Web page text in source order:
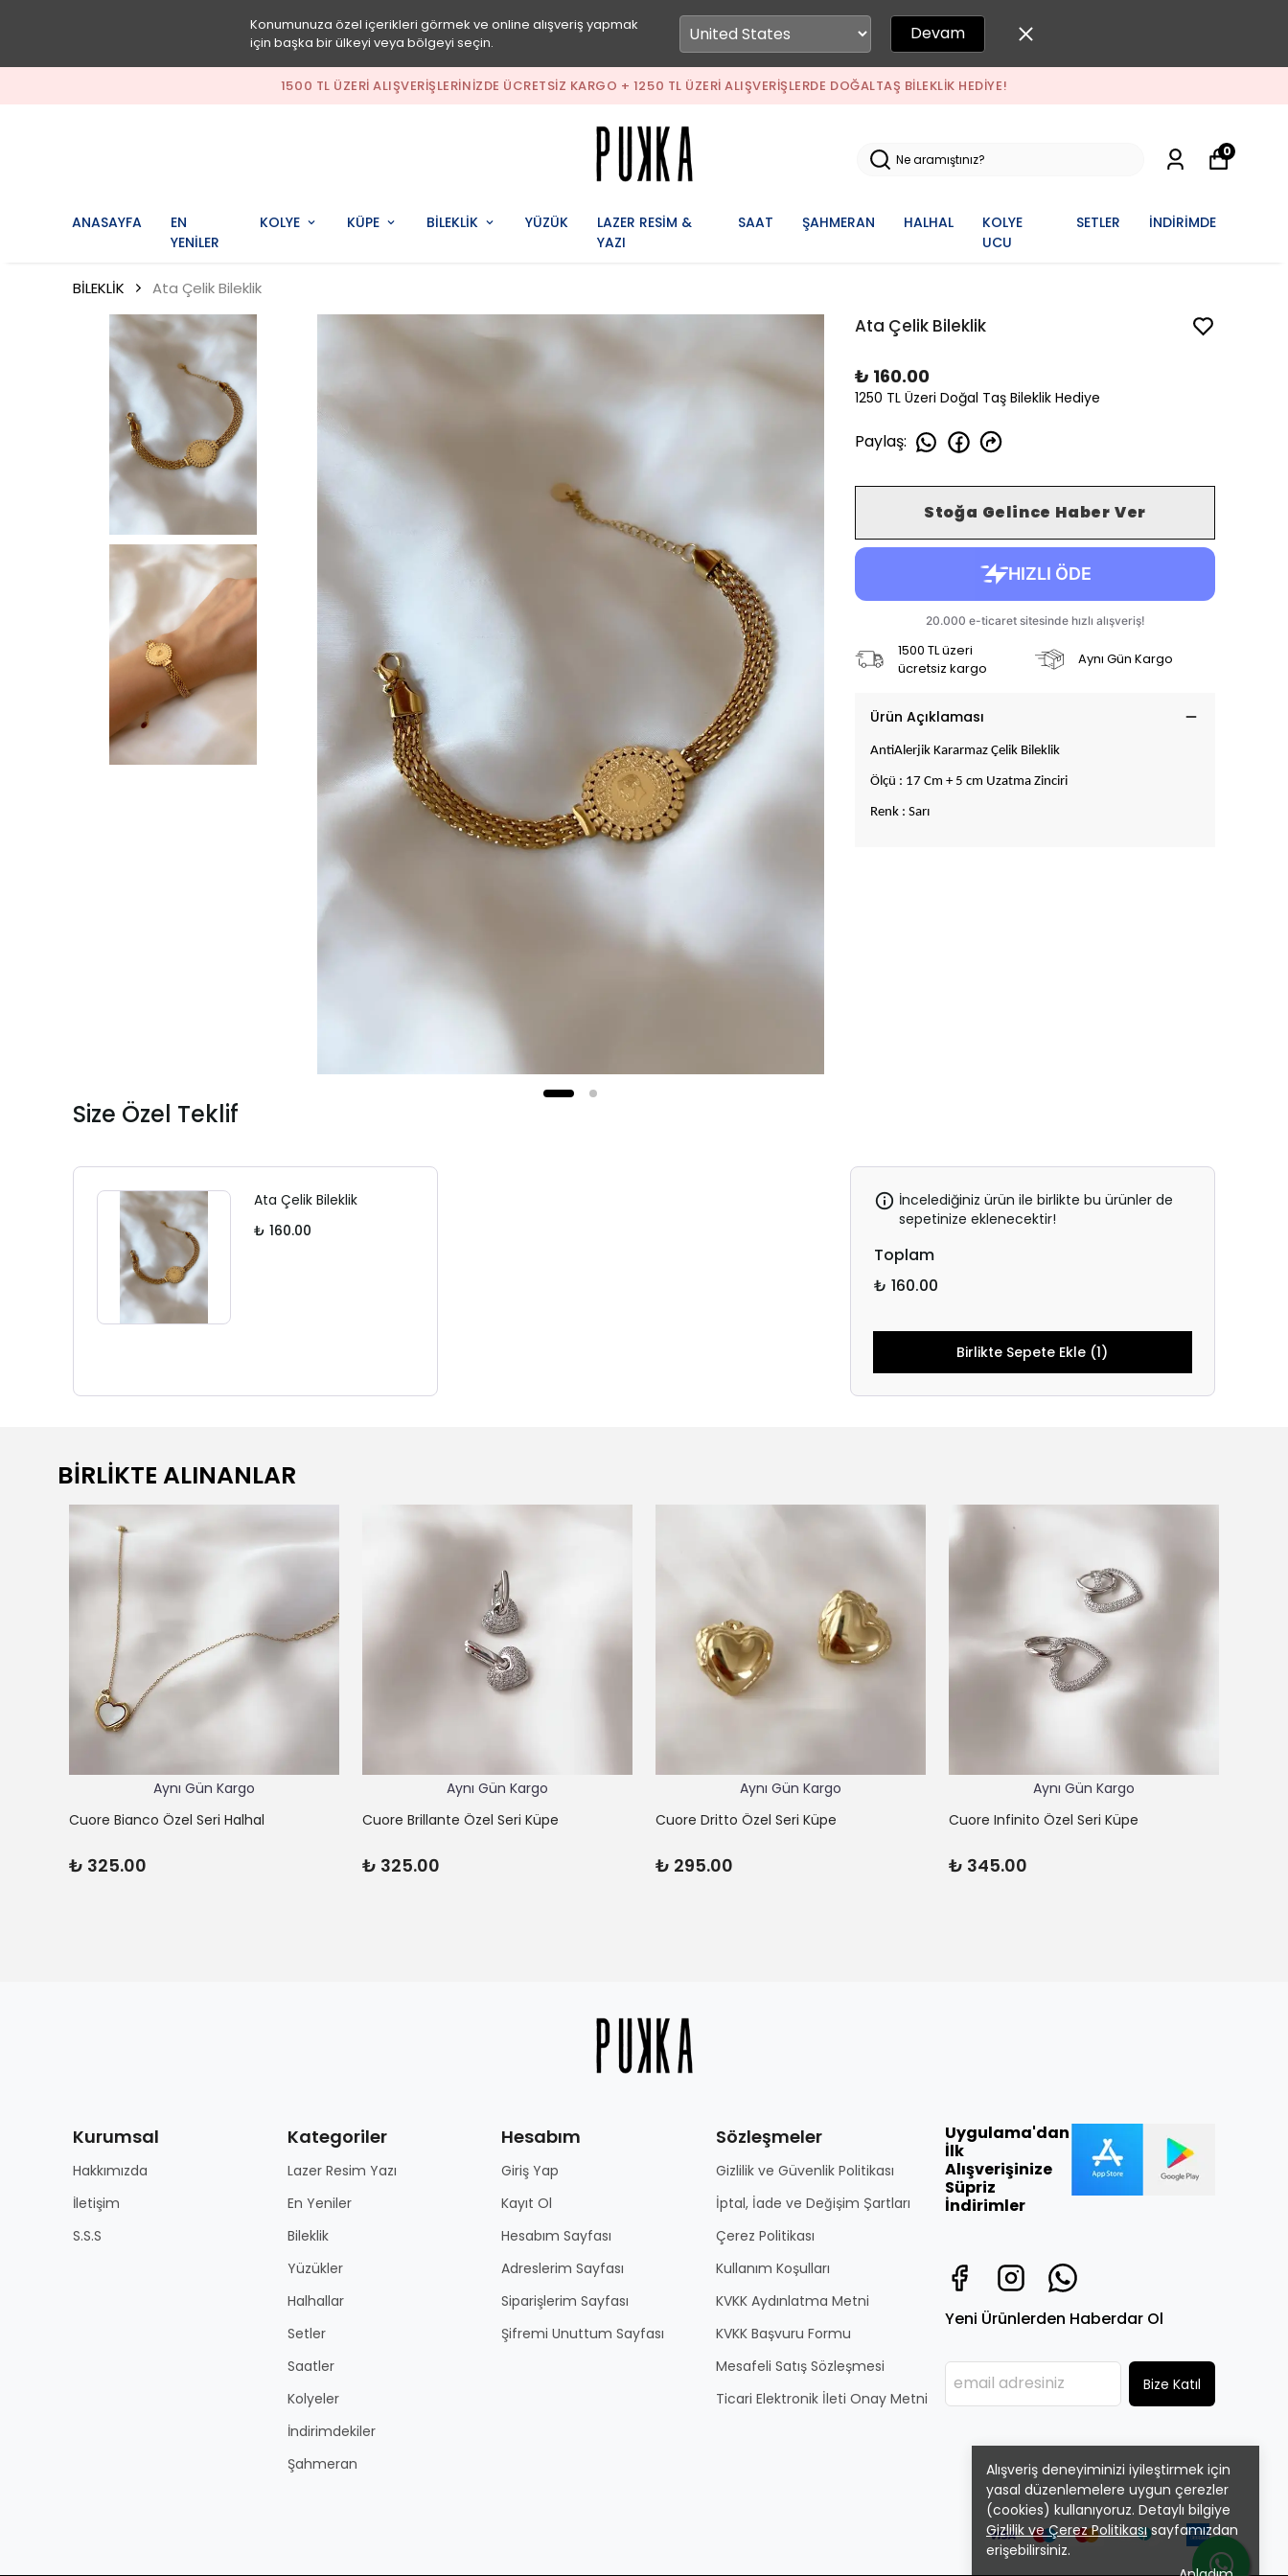
Konumunuza özel içerikleri görmek ve online alışveriş yapmak
için başka bir ülkeyi veya bölgeyi seçin.
Devam
1500 TL ÜZERI ALIŞVERIŞLERINIZDE ÜCRETSIZ KARGO + 1250 TL ÜZERI ALIŞVERIŞLERDE DOĞALTAŞ BILEKLIK HEDIYE!
ANASAYFA
EN
YENİLER
KOLYE KÜPE BİLEKLİK YÜZÜK
LAZER RESİM &
YAZI
SAAT ŞAHMERAN HALHAL
KOLYE
UCU
SETLER İNDİRİMDE
0
Alışveriş deneyiminizi iyileştirmek için
yasal düzenlemelere uygun çerezler
(cookies) kullanıyoruz. Detaylı bilgiye
Gizlilik ve Çerez Politikasısayfamızdan
erişebilirsiniz.
BİLEKLİK Ata Çelik Bileklik
Ata Çelik Bileklik
₺ 160.00
1250 TL Üzeri Doğal Taş Bileklik Hediye
Paylaş:
Stoğa Gelince Haber Ver
1500 TL üzeri
ücretsiz kargo
Aynı Gün Kargo
Ürün Açıklaması
AntiAlerjik Kararmaz Çelik Bileklik
Ölçü : 17 Cm + 5 cm Uzatma Zinciri
Renk : Sarı
Size Özel Teklif
Ata Çelik Bileklik
₺ 160.00
İncelediğiniz ürün ile birlikte bu ürünler de
sepetinize eklenecektir!
Toplam
₺ 160.00
Birlikte Sepete Ekle (1)
BİRLİKTE ALINANLAR
Aynı Gün Kargo
Cuore Bianco Özel Seri Halhal
₺ 325.00
Aynı Gün Kargo
Cuore Brillante Özel Seri Küpe
₺ 325.00
Aynı Gün Kargo
Cuore Dritto Özel Seri Küpe
₺ 295.00
Aynı Gün Kargo
Cuore Infinito Özel Seri Küpe
₺ 345.00
Kurumsal
Hakkımızda
İletişim
S.S.S
Kategoriler
Lazer Resim Yazı
En Yeniler
Bileklik
Yüzükler
Halhallar
Setler
Saatler
Kolyeler
İndirimdekiler
Şahmeran
Hesabım
Giriş Yap
Kayıt Ol
Hesabım Sayfası
Adreslerim Sayfası
Siparişlerim Sayfası
Şifremi Unuttum Sayfası
Sözleşmeler
Gizlilik ve Güvenlik Politikası
İptal, İade ve Değişim Şartları
Çerez Politikası
Kullanım Koşulları
KVKK Aydınlatma Metni
KVKK Başvuru Formu
Mesafeli Satış Sözleşmesi
Ticari Elektronik İleti Onay Metni
Uygulama'dan
İlk
Alışverişinize
Süpriz
İndirimler
Yeni Ürünlerden Haberdar Ol
Bize Katıl